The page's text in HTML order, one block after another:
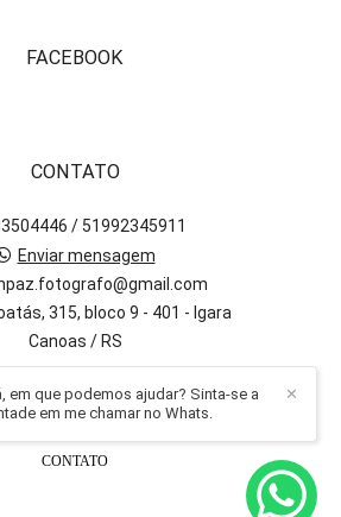
FACEBOOK
CONTATO
/ 51992345911
Enviar mensagem
315, bloco 9 - 401 - Igara
Canoas / RS
CONTATO
✕
em que podemos ajudar? Sinta-se a
em me chamar no Whats.